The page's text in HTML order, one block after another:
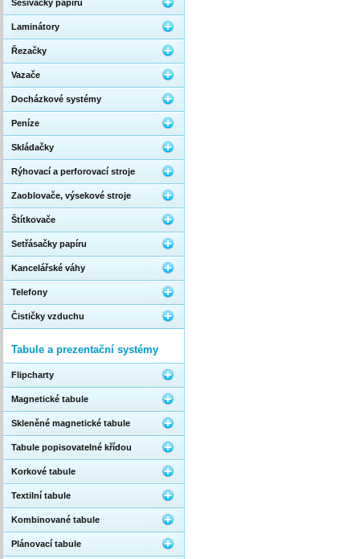
Sešívačky papírů
Laminátory
Řezačky
Vazače
Docházkové systémy
Peníze
Skládačky
Rýhovací a perforovací stroje
Zaoblovače, výsekové stroje
Štítkovače
Setřásačky papíru
Kancelářské váhy
Telefony
Čističky vzduchu
Tabule a prezentační systémy
Flipcharty
Magnetické tabule
Skleněné magnetické tabule
Tabule popisovatelné křídou
Korkové tabule
Textilní tabule
Kombinované tabule
Plánovací tabule